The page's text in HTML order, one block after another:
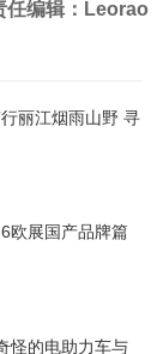
任编辑：Leorao
丽江烟雨山野 寻
欧展国产品牌篇
怪的电助力车与